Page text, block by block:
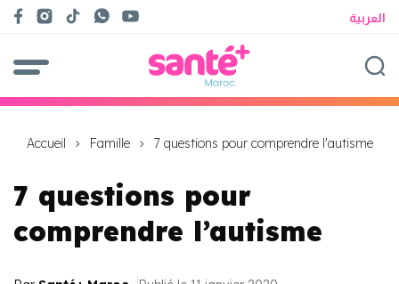
العربية
Accueil Famille 7 questions pour comprendre l'autisme
7 questions pour
comprendre l’autisme